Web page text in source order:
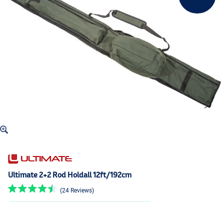
Ultimate 2+2 Rod Holdall 12ft/192cm
(24 Reviews)